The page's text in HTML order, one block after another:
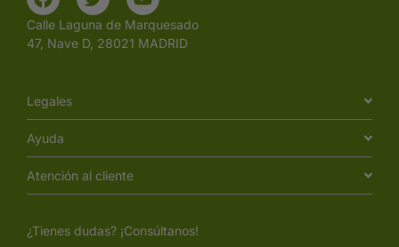
Calle Laguna de Marquesado
47, Nave D, 28021 MADRID
Legales
Ayuda
Atención al cliente
¿Tienes dudas? ¡Consúltanos!